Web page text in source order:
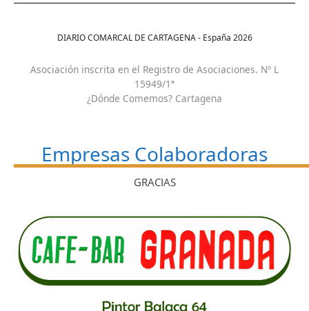
DIARIO COMARCAL DE CARTAGENA - España 2026
Asociación inscrita en el Registro de Asociaciones. Nº L
15949/1ª
¿Dónde Comemos? Cartagena
Empresas Colaboradoras
GRACIAS